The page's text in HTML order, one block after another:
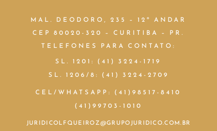
MAL. DEODORO, 235 – 12º ANDAR
CEP 80020-320 – CURITIBA – PR.
TELEFONES PARA CONTATO:
SL. 1201: (41) 3224-1719
SL. 1206/8: (41) 3224-2709
CEL/WHATSAPP: (41)98517-8410
(41)99703-1010
JURIDICOLFQUEIROZ@GRUPOJURIDICO.COM.BR